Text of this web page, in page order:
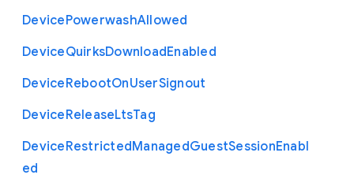
DevicePowerwashAllowed
DeviceQuirksDownloadEnabled
DeviceRebootOnUserSignout
DeviceReleaseLtsTag
DeviceRestrictedManagedGuestSessionEnabl
ed